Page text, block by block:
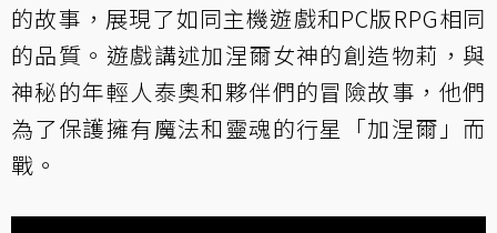
的故事，展現了如同主機遊戲和PC版RPG相同
的品質。遊戲講述加涅爾女神的創造物莉，與
神秘的年輕人泰奧和夥伴們的冒險故事，他們
為了保護擁有魔法和靈魂的行星「加涅爾」而
戰。